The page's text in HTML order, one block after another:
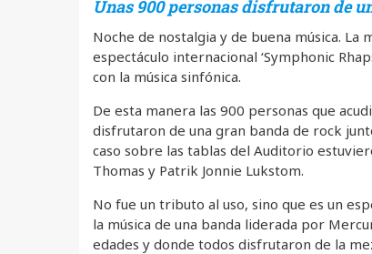
Unas 900 personas disfrutaron de
Noche de nostalgia y de buena música. La
espectáculo internacional ‘Symphonic
con la música sinfónica.
De esta manera las 900 personas que
disfrutaron de una gran banda de rock
caso sobre las tablas del Auditorio
Thomas y Patrik Jonnie Lukstom.
No fue un tributo al uso, sino que es un
la música de una banda liderada por
edades y donde todos disfrutaron de la